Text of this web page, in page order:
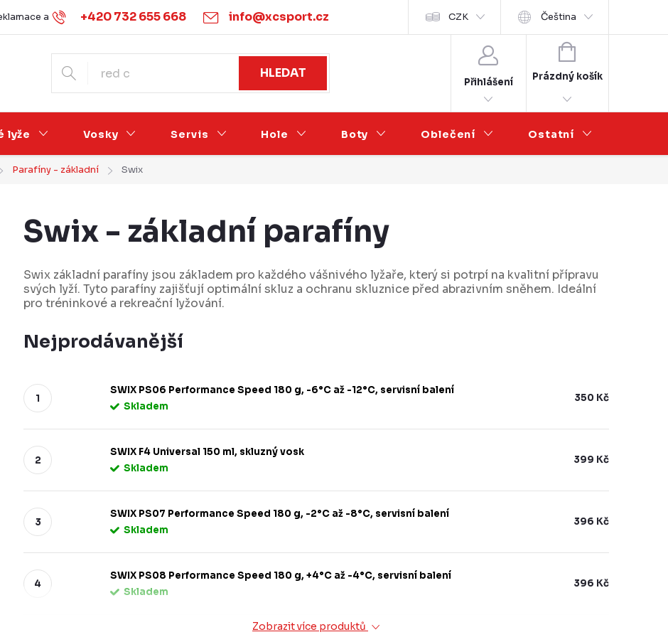
+420 732 655 668 info@xcsport.cz
a vrácení Obchodní podmínky Ochrana osobních údajů Velkoobchod CZK Čeština
HLEDAT
Přihlášení
NÁKUPNÍ
KOŠÍK
Prázdný košík
lyže Vosky Servis Hole Boty Oblečení Ostatní
Parafíny - základní Swix
Swix - základní parafíny
Swix základní parafíny jsou základem pro každého vášnivého lyžaře, který si potrpí na kvalitní přípravu
svých lyží. Tyto parafíny zajišťují optimální skluz a ochranu skluznice před abrazivním sněhem. Ideální
pro tréninkové a rekreační lyžování.
Nejprodávanější
SWIX PS06 Performance Speed 180 g, -6°C až -12°C, servisní balení
Skladem
350 Kč
SWIX F4 Universal 150 ml, skluzný vosk
Skladem
399 Kč
SWIX PS07 Performance Speed 180 g, -2°C až -8°C, servisní balení
Skladem
396 Kč
SWIX PS08 Performance Speed 180 g, +4°C až -4°C, servisní balení
Skladem
396 Kč
Zobrazit více produktů